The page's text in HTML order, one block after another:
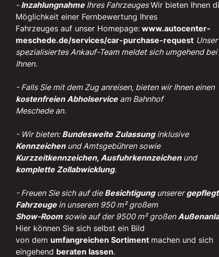
- Inzahlungnahme Ihres FahrzeugesWir bieten Ihnen
Möglichkeit einer Fernbewertung Ihres
Fahrzeuges auf unser Homepage: www.autocenter-
meschede.de/services/car-purchase-request Unser
spezialisiertes Ankauf-Team meldet sich umgehend bei
Ihnen.
- Falls Sie mit dem Zug anreisen, bieten wir Ihnen einen
kostenfreien Abholserviceam Bahnhof
Meschede an.
- Wir bieten: Bundesweite Zulassunginklusive
Kennzeichenund Amtsgebühren sowie
Kurzzeitkennzeichen, Ausfuhrkennzeichenund
komplette Zollabwicklung.
- Freuen Sie sich auf die Besichtigungunserer
Fahrzeugein unserem 950 m² großem
Show-Room sowie auf der 9500 m² großen
Hier können Sie sich selbst ein Bild
von dem umfangreichen Sortiment machen und sich
eingehend beraten lassen.